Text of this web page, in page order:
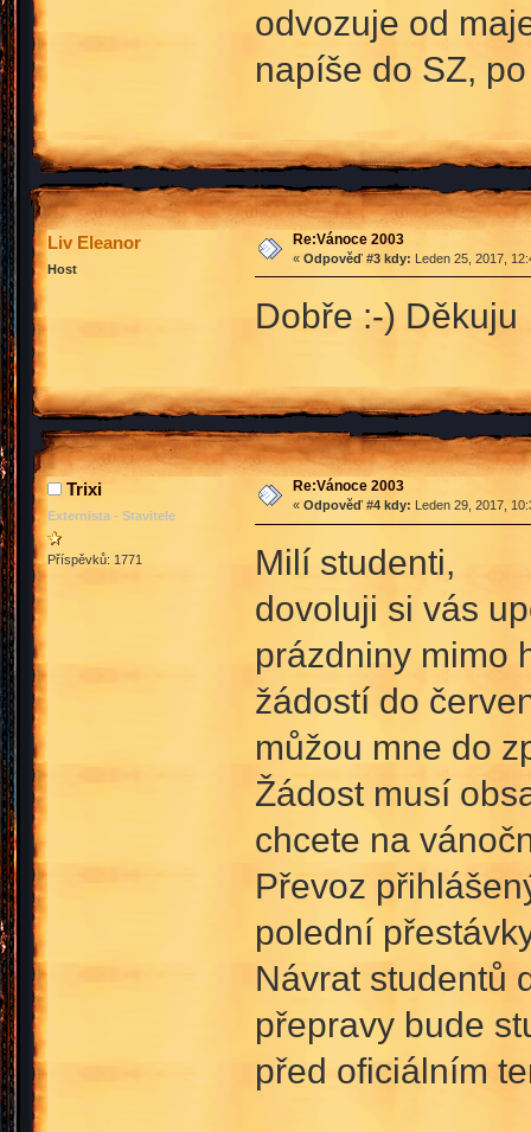
odvozuje od
napíše do SZ,
Liv Eleanor
Host
Re:Vánoce 2003
« Odpověď #3 kdy: Leden 25, 2017,
Dobře :-) Děkuju
Trixi
Externista - Stavitele
Příspěvků: 1771
Re:Vánoce 2003
« Odpověď #4 kdy: Leden 29, 2017,
Milí studenti,
dovoluji si vás
prázdniny mimo
žádostí do
můžou mne do
Žádost musí
chcete na
Převoz
polední
Návrat studentů
přepravy bude
před oficiálním